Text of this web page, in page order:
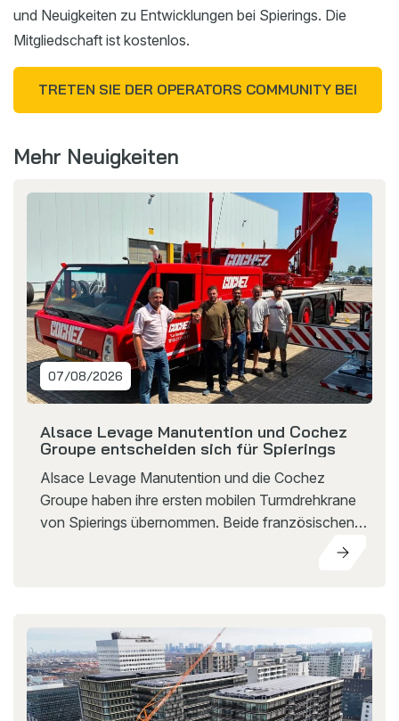
und Neuigkeiten zu Entwicklungen bei Spierings. Die
Mitgliedschaft ist kostenlos.
TRETEN SIE DER OPERATORS COMMUNITY BEI
Mehr Neuigkeiten
07/08/2026
Alsace Levage Manutention und Cochez
Groupe entscheiden sich für Spierings
Alsace Levage Manutention und die Cochez
Groupe haben ihre ersten mobilen Turmdrehkrane
von Spierings übernommen. Beide französischen
Unternehmen entschieden sich für den SK597-AT4